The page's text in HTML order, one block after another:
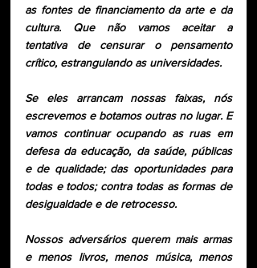
as fontes de financiamento da arte e da
cultura. Que não vamos aceitar a
tentativa de censurar o pensamento
crítico, estrangulando as universidades.
Se eles arrancam nossas faixas, nós
escrevemos e botamos outras no lugar. E
vamos continuar ocupando as ruas em
defesa da educação, da saúde, públicas
e de qualidade; das oportunidades para
todas e todos; contra todas as formas de
desigualdade e de retrocesso.
Nossos adversários querem mais armas
e menos livros, menos música, menos